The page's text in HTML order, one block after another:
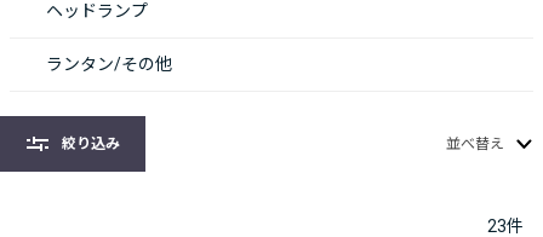
絞り込み 並べ替え
23件
ヘッドランプ
ランタン/その他